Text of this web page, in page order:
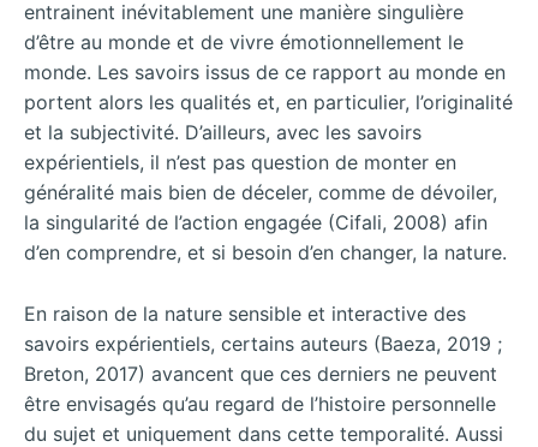
entrainent inévitablement une manière singulière
d’être au monde et de vivre émotionnellement le
monde. Les savoirs issus de ce rapport au monde en
portent alors les qualités et, en particulier, l’originalité
et la subjectivité. D’ailleurs, avec les savoirs
expérientiels, il n’est pas question de monter en
généralité mais bien de déceler, comme de dévoiler,
la singularité de l’action engagée (Cifali, 2008) afin
d’en comprendre, et si besoin d’en changer, la nature.
En raison de la nature sensible et interactive des
savoirs expérientiels, certains auteurs (Baeza, 2019 ;
Breton, 2017) avancent que ces derniers ne peuvent
être envisagés qu’au regard de l’histoire personnelle
du sujet et uniquement dans cette temporalité. Aussi